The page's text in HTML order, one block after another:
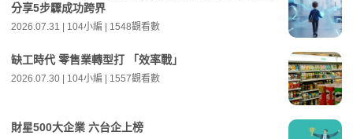
分享5步驟成功跨界
2026.07.31 | 104小編 | 1548觀看數
缺工時代 零售業轉型打 「效率戰」
2026.07.30 | 104小編 | 1557觀看數
財星500大企業 六台企上榜